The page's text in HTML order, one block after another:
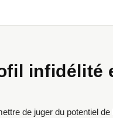
infidélité
de juger du potentiel